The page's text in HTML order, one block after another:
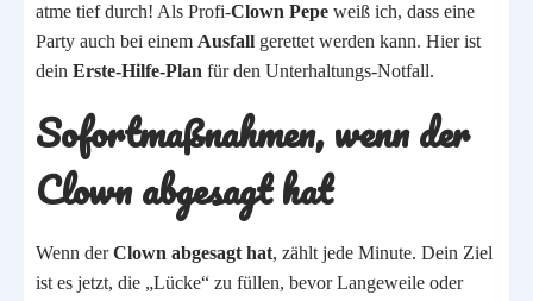
atme tief durch! Als Profi-Clown Pepe weiß ich, dass eine
Party auch bei einem Ausfall gerettet werden kann. Hier ist
dein Erste-Hilfe-Plan für den Unterhaltungs-Notfall.
Sofortmaßnahmen, wenn der
Clown abgesagt hat
Wenn derClown abgesagt hat, zählt jede Minute. Dein Ziel
ist es jetzt, die „Lücke“ zu füllen, bevor Langeweile oder